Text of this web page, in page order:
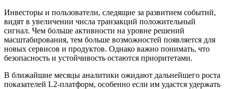
Инвесторы и пользователи, следящие за развитием событий,
видят в увеличении числа транзакций положительный
сигнал. Чем больше активности на уровне решений
масштабирования, тем больше возможностей появляется для
новых сервисов и продуктов. Однако важно понимать, что
безопасность и устойчивость остаются приоритетами.
В ближайшие месяцы аналитики ожидают дальнейшего роста
показателей L2-платформ, особенно если им удастся удержать